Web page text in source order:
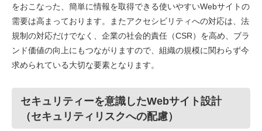
をおこなった、簡単に情報を取得できる使いやすいWebサイトの
需要は高まっております。またアクセシビリティへの対応は、法
規制の対応だけでなく、企業の社会的責任（CSR）を高め、ブラ
ンド価値の向上にもつながりますので、組織の規模に関わらず今
求められている大切な要素となります。
セキュリティーを意識したWebサイト設計
（セキュリティリスクへの配慮）